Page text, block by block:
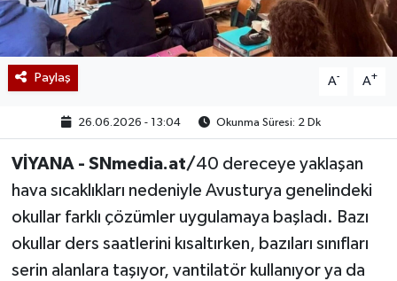
Paylaş A- A+
26.06.2026 - 13:04 Okunma Süresi: 2 Dk
VİYANA - SNmedia.at/40 dereceye yaklaşan
hava sıcaklıkları nedeniyle Avusturya genelindeki
okullar farklı çözümler uygulamaya başladı. Bazı
okullar ders saatlerini kısaltırken, bazıları sınıfları
serin alanlara taşıyor, vantilatör kullanıyor ya da